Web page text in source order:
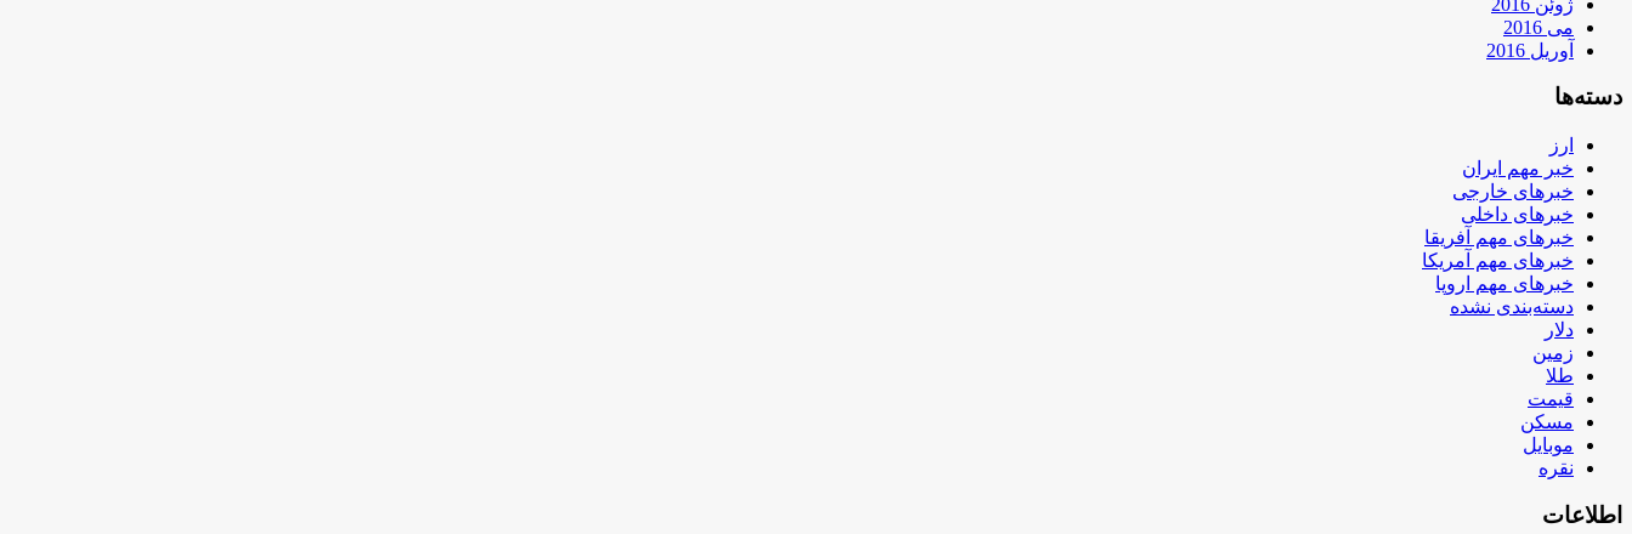
می 2016
آوریل 2016
دسته‌ها
ارز
خبر مهم ایران
خبرهای خارجی
خبرهای داخلی
خبرهای مهم آفریقا
خبرهای مهم آمریکا
خبرهای مهم اروپا
دسته‌بندی نشده
دلار
زمین
طلا
قیمت
مسکن
موبایل
نقره
اطلاعات